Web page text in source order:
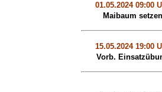
01.05.2024 09:00
Maibaum setzen
15.05.2024 19:00
Vorb.